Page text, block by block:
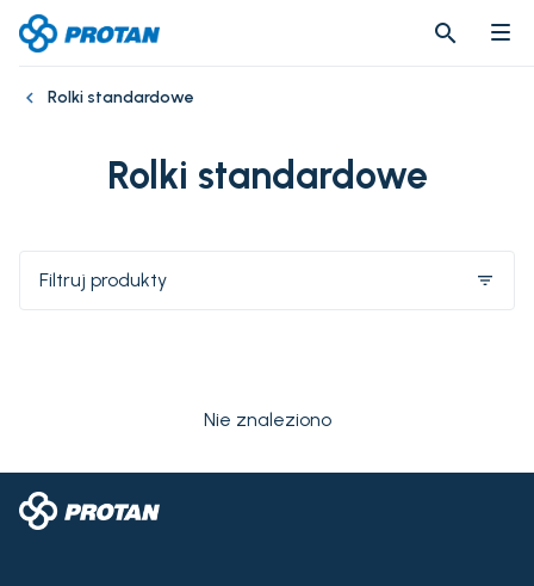
search
search
Rolki standardowe
Rolki standardowe
Filtruj produkty filter_list
Nie znaleziono